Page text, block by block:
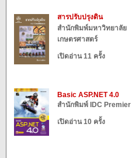
สารปรับปรุงดิน
สำนักพิมพ์มหาวิทยาลัย
เกษตรศาสตร์
เปิดอ่าน 11 ครั้ง
Basic ASP.NET 4.0
สำนักพิมพ์ IDC Premier
เปิดอ่าน 10 ครั้ง